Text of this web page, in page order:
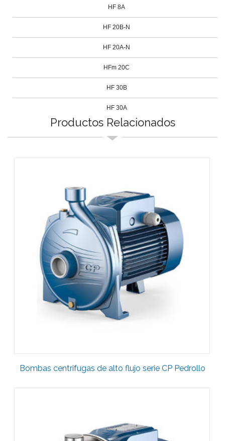
HF 8A
HF 20B-N
HF 20A-N
HFm 20C
HF 30B
HF 30A
Productos Relacionados
Bombas centrifugas de alto flujo serie CP Pedrollo